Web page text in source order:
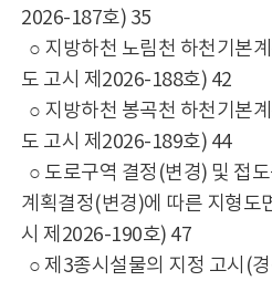
2026-187호) 35
○ 지방하천 노림천 하천기본
도 고시 제2026-188호) 42
○ 지방하천 봉곡천 하천기본
도 고시 제2026-189호) 44
○ 도로구역 결정(변경) 및 접
계획결정(변경)에 따른 지형도
시 제2026-190호) 47
○ 제3종시설물의 지정 고시(